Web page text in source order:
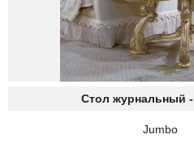
Стол журнальный -
Jumbo